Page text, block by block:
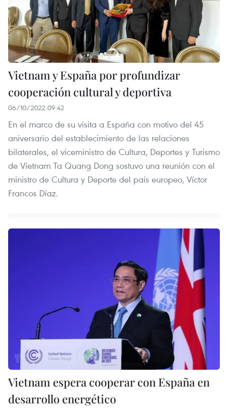
Vietnam y España por profundizar
cooperación cultural y deportiva
06/10/2022 09:42
En el marco de su visita a España con motivo del 45
aniversario del establecimiento de las relaciones
bilaterales, el viceministro de Cultura, Deportes y Turismo
de Vietnam Ta Quang Dong sostuvo una reunión con el
ministro de Cultura y Deporte del país europeo, Víctor
Francos Díaz.
Vietnam espera cooperar con España en
desarrollo energético